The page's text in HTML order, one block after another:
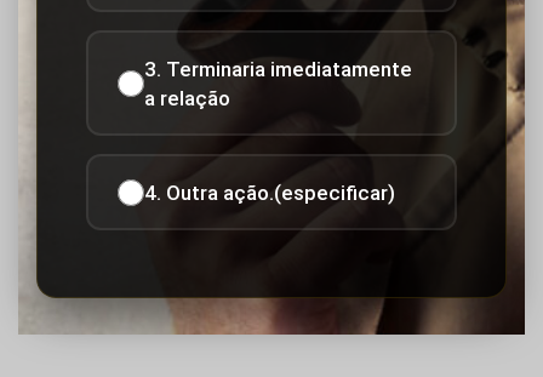
3. Terminaria imediatamente
a relação
4. Outra ação.(especificar)